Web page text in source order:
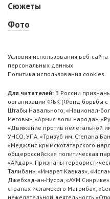
Сюжеты
Фото
Условия использования веб-
персональных данных
Политика использования cookies
Для читателей: В России
организации ФБК (Фонд борьбы с
Штабы Навального, «Национал-
Иеговы», «Армия воли народа»,
«Движение против нелегальной
УНСО, УПА, «Тризуб им. Степана
«Меджлис крымскотатарского
общероссийская политическая
«Айдар». Признаны
Талибан», «Имарат Кавказ»,
Джебхад-ан-Нусра, «АУМ
странах исламского Магриба»,
нежелательной деятельность